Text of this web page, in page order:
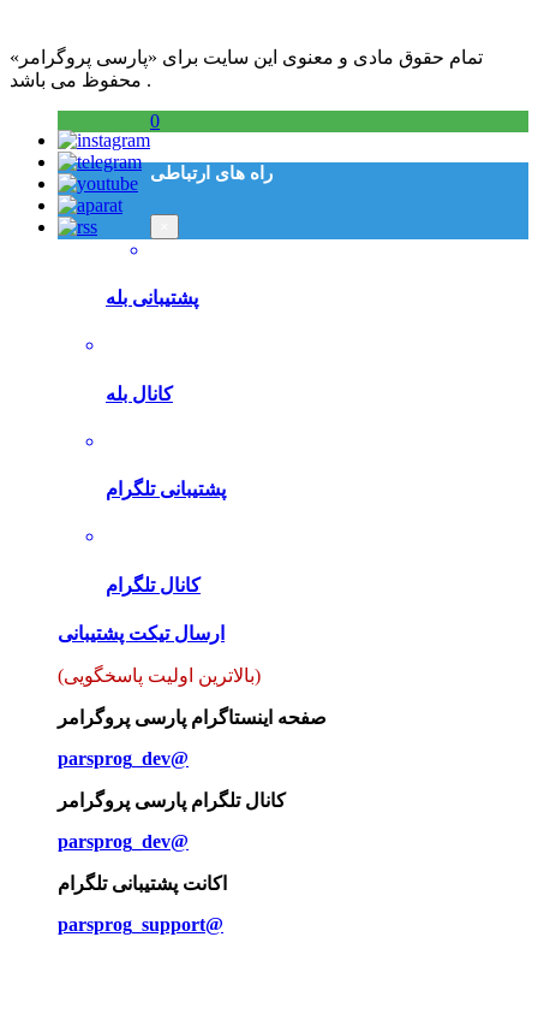
تمام حقوق مادی و معنوی این سایت برای «پارسی پروگرامر»
محفوظ می باشد .
0
راه های ارتباطی
پشتیبانی بله
کانال بله
پشتیبانی تلگرام
کانال تلگرام
ارسال تیکت پشتیبانی
(بالاترین اولیت پاسخگویی)
صفحه اینستاگرام پارسی پروگرامر
parsprog_dev@
کانال تلگرام پارسی پروگرامر
parsprog_dev@
اکانت پشتیبانی تلگرام
parsprog_support@